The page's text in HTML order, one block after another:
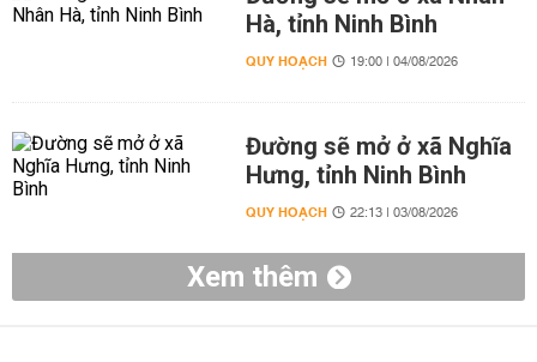
Hà, tỉnh Ninh Bình
QUY HOẠCH 19:00 | 04/08/2026
Đường sẽ mở ở xã Nghĩa
Hưng, tỉnh Ninh Bình
QUY HOẠCH 22:13 | 03/08/2026
Xem thêm